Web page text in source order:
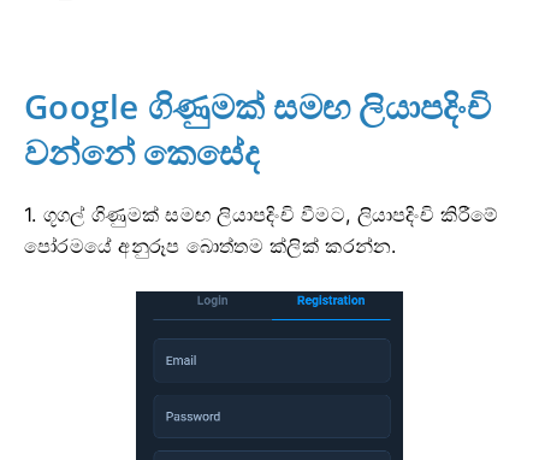
Google ගිණුමක් සමඟ ලියාපදිංචි
වන්නේ කෙසේද
1. ගූගල් ගිණුමක් සමඟ ලියාපදිංචි වීමට, ලියාපදිංචි කිරීමේ
පෝරමයේ අනුරූප බොත්තම ක්ලික් කරන්න.